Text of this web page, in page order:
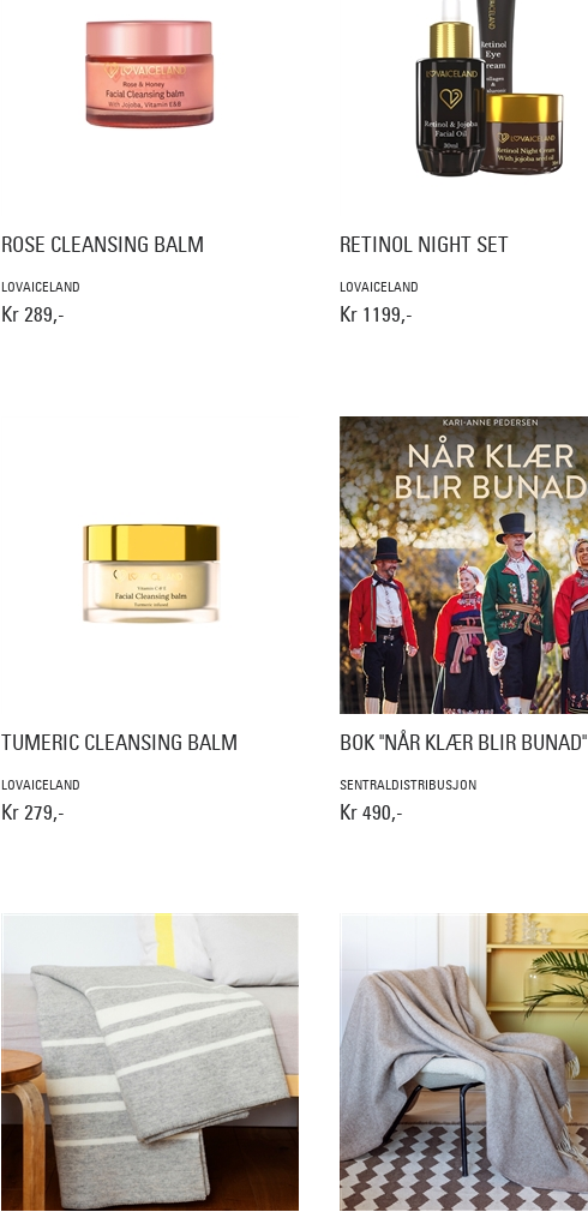
ROSE CLEANSING BALM
LOVAICELAND
Kr 289,-
RETINOL NIGHT SET
LOVAICELAND
Kr 1199,-
TUMERIC CLEANSING BALM
LOVAICELAND
Kr 279,-
BOK "NÅR KLÆR BLIR BUNAD"
SENTRALDISTRIBUSJON
Kr 490,-